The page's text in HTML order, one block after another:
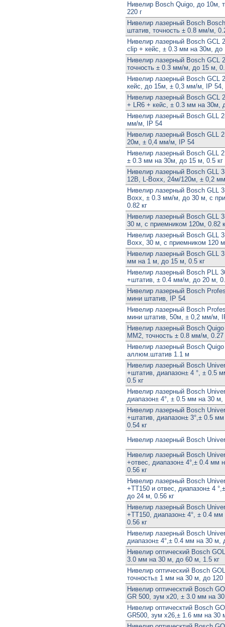
Нивелир Bosch Quigo, до 10м,
220 г
Нивелир лазерный Bosch
штатив, точность ± 0.8 мм/м,
Нивелир лазерный Bosch GCL
clip + кейс, ± 0.3 мм на 30м, до
Нивелир лазерный Bosch GCL
точность ± 0.3 мм/м, до 15 м,
Нивелир лазерный Bosch GCL
кейс, до 15м, ± 0,3 мм/м, IP 54,
Нивелир лазерный Bosch GCL
+ LR6 + кейс, ± 0.3 мм на 30м,
Нивелир лазерный Bosch GLL
мм/м, IP 54
Нивелир лазерный Bosch GLL
20м, ± 0,4 мм/м, IP 54
Нивелир лазерный Bosch GLL
± 0.3 мм на 30м, до 15 м, 0.5 кг
Нивелир лазерный Bosch GLL
12В, L-Boxx, 24м/120м, ± 0,2
Нивелир лазерный Bosch GLL
Boxx, ± 0.3 мм/м, до 30 м, с
0.82 кг
Нивелир лазерный Bosch GLL
30 м, с приемником 120м, 0.82
Нивелир лазерный Bosch GLL
Boxx, 30 м, с приемником 120
Нивелир лазерный Bosch GLL
мм на 1 м, до 15 м, 0.5 кг
Нивелир лазерный Bosch PLL
+штатив, ± 0.4 мм/м, до 20 м,
Нивелир лазерный Bosch
мини штатив, IP 54
Нивелир лазерный Bosch
мини штатив, 50м, ± 0,2 мм/м,
Нивелир лазерный Bosch
MM2, точность ± 0.8 мм/м, 0.27
Нивелир лазерный Bosch
аллюм.штатив 1.1 м
Нивелир лазерный Bosch
+штатив, диапазон± 4 °, ± 0.5
0.5 кг
Нивелир лазерный Bosch
диапазон± 4°, ± 0.5 мм на 30 м,
Нивелир лазерный Bosch
+штатив, диапазон± 3°,± 0.5
0.54 кг
Нивелир лазерный Bosch
Нивелир лазерный Bosch
+отвес, диапазон± 4°,± 0.4 мм
0.56 кг
Нивелир лазерный Bosch
+TT150 и отвес, диапазон± 4
до 24 м, 0.56 кг
Нивелир лазерный Bosch
+TT150, диапазон± 4°, ± 0.4
0.56 кг
Нивелир лазерный Bosch
диапазон± 4°,± 0.4 мм на 30 м,
Нивелир оптический Bosch
3.0 мм на 30 м, до 60 м, 1.5 кг
Нивелир оптический Bosch
точность± 1 мм на 30 м, до 120
Нивелир оптическтий Bosch
GR 500, зум х20, ± 3.0 мм на
Нивелир оптическтий Bosch
GR500, зум х26,± 1.6 мм на 30